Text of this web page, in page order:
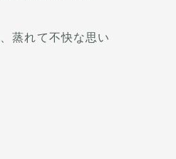
蒸れて不快な思い